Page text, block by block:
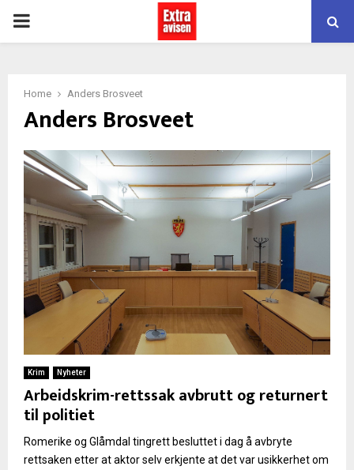
PRIMARY
Home Anders Brosveet
Anders Brosveet
Krim Nyheter
Arbeidskrim-rettssak avbrutt og returnert
til politiet
Romerike og Glåmdal tingrett besluttet i dag å avbryte
rettsaken etter at aktor selv erkjente at det var usikkerhet om